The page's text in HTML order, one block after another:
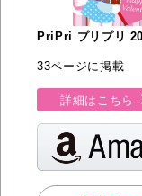
PriPri プリプリ
33ページに掲載
詳細はこちら